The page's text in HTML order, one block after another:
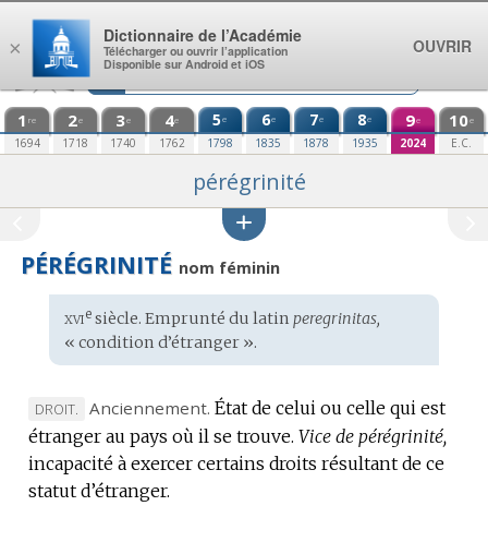
Aller au contenu
1 re
1694
2e
1718
3e
1740
4e
1762
5e
1798
6e
1835
7e
1878
8e
1935
9e
2024
10e
E.C.
pérégrinité
PÉRÉGRINITÉ nom féminin
Étymologie
:
xviesiècle. Emprunté du latin peregrinitas,
« condition d’étranger ».
MARQUE
DE
DOMAINE
:
DROIT. Anciennement. État de celui ou celle qui est
étranger au pays où il se trouve. Vice de pérégrinité,
incapacité à exercer certains droits résultant de ce
statut d’étranger.
×
Dictionnaire de l’Académie
Télécharger ou ouvrir l’application
Disponible sur Android et iOS
OUVRIR